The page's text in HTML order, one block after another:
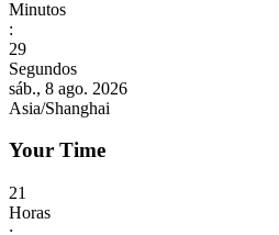
Minutos
:
31
Segundos
sáb., 8 ago. 2026
Asia/Shanghai
Your Time
21
Horas